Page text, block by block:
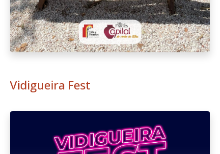
Vidigueira Fest